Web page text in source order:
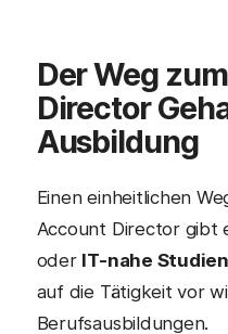
Der Weg zum
Director
Ausbildung
Einen einheitlichen
Account Director gibt
oder IT-nahe
auf die Tätigkeit vor
Berufsausbildungen.